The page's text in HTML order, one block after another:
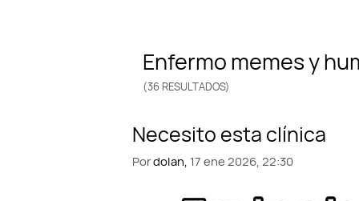
enfermo memes y
(36 RESULTADOS)
Pordolan, 17 ene 2026, 22:30